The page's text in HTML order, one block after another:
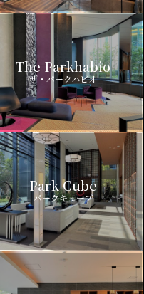
The Parkhabio
ザ・パークハビオ
Park Cube
パークキューブ